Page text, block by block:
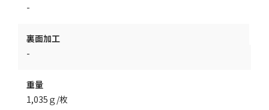
-
裏面加工
-
重量
1,035ｇ/枚